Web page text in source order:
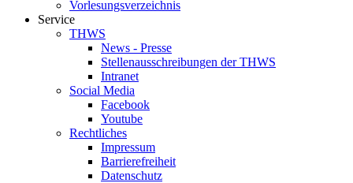
Vorlesungsverzeichnis
Service
THWS
News - Presse
Stellenausschreibungen der THWS
Intranet
Social Media
Facebook
Youtube
Rechtliches
Impressum
Barrierefreiheit
Datenschutz